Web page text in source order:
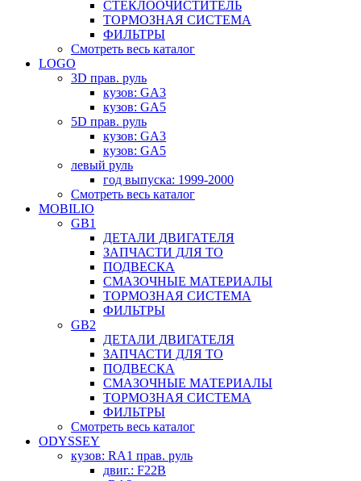
СТЕКЛООЧИСТИТЕЛЬ
ТОРМОЗНАЯ СИСТЕМА
ФИЛЬТРЫ
Смотреть весь каталог
LOGO
3D прав. руль
кузов: GA3
кузов: GA5
5D прав. руль
кузов: GA3
кузов: GA5
левый руль
год выпуска: 1999-2000
Смотреть весь каталог
MOBILIO
GB1
ДЕТАЛИ ДВИГАТЕЛЯ
ЗАПЧАСТИ ДЛЯ ТО
ПОДВЕСКА
СМАЗОЧНЫЕ МАТЕРИАЛЫ
ТОРМОЗНАЯ СИСТЕМА
ФИЛЬТРЫ
GB2
ДЕТАЛИ ДВИГАТЕЛЯ
ЗАПЧАСТИ ДЛЯ ТО
ПОДВЕСКА
СМАЗОЧНЫЕ МАТЕРИАЛЫ
ТОРМОЗНАЯ СИСТЕМА
ФИЛЬТРЫ
Смотреть весь каталог
ODYSSEY
кузов: RA1 прав. руль
двиг.: F22B